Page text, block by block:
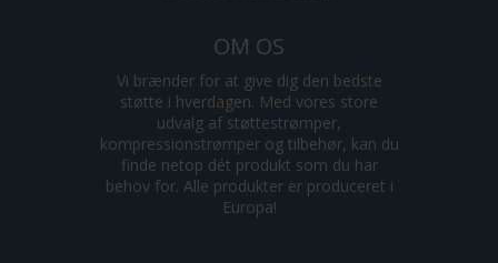
OM OS
Vi brænder for at give dig den bedste
støtte i hverdagen. Med vores store
udvalg af støttestrømper,
kompressionstrømper og tilbehør, kan du
finde netop dét produkt som du har
behov for. Alle produkter er produceret i
Europa!